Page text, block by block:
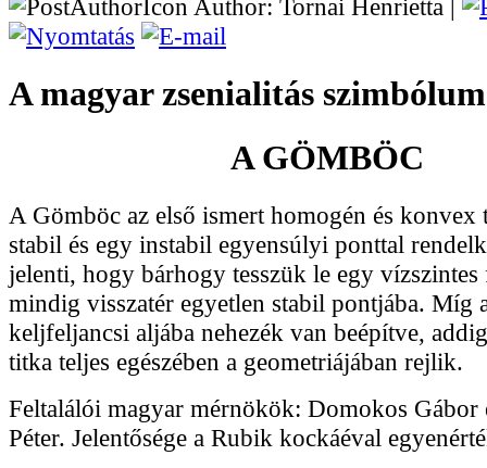
Author: Tornai Henrietta |
A magyar zsenialitás
A GÖMBÖC
A Gömböc az első ismert homogén és konvex
stabil és egy instabil egyensúlyi ponttal
jelenti, hogy bárhogy tesszük le egy vízszintes
mindig visszatér egyetlen stabil pontjába. Míg
keljfeljancsi aljába nehezék van beépítve,
titka teljes egészében a geometriájában rejlik.
Feltalálói magyar mérnökök: Domokos
Péter. Jelentősége a Rubik kockáéval